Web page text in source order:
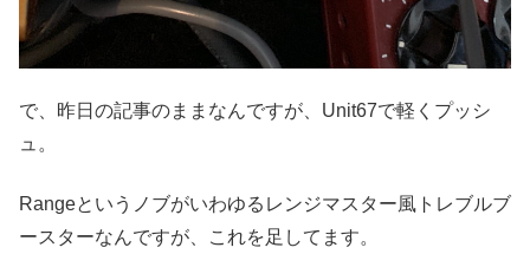
で、昨日の記事のままなんですが、Unit67で軽くプッシ
ュ。
Rangeというノブがいわゆるレンジマスター風トレブルブ
ースターなんですが、これを足してます。